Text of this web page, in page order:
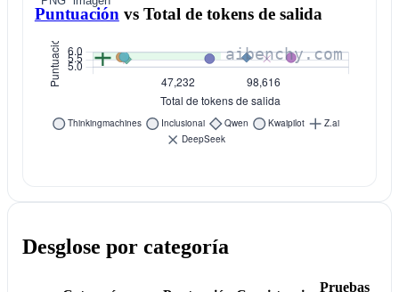
Puntuación vsTotal de tokens de salida
Desglose por categoría
Pruebas